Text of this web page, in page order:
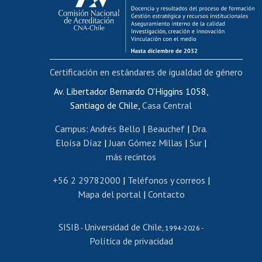
Funcionarias/os
Cursos internos de capacitación
Bienestar del personal
Portal de movilidad interna
Certificado de renta
Certificado de renta honorarios
Editar páginas blancas
Extranjeras/os
Revalidación y reconocimiento de títulos
Postulación al Programa de Movilidad Estudiantil
Cursos de español
Av. Libertador Bernardo O'Higgins 1058,
Santiago de Chile, Casa Central
Campus: Andrés Bello | Beauchef| Dra.
Eloísa Díaz |Juan Gómez Millas | Sur |
más recintos
+56 2 29782000 | Teléfonos y correos |
Mapa del portal| Contacto
SISIB - Universidad de Chile, 1994-2026 -
Política de privacidad
Certificación en estándares de igualdad de género